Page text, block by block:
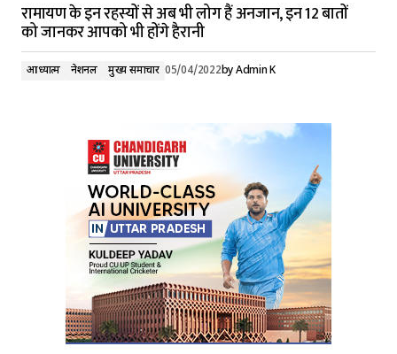
रामायण के इन रहस्यों से अब भी लोग हैं अनजान, इन 12 बातों
को जानकर आपको भी होंगे हैरानी
आध्यात्म नेशनल मुख्य समाचार 05/04/2022byAdmin K